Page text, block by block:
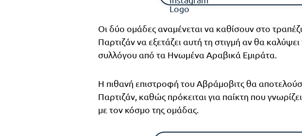
Οι δύο ομάδες αναμένεται να καθίσουν στο
Παρτιζάν να εξετάζει αυτή τη στιγμή αν θα καλύψει
συλλόγου από τα Ηνωμένα Αραβικά Εμιράτα.
Η πιθανή επιστροφή του Αβράμοβιτς θα
Παρτιζάν, καθώς πρόκειται για παίκτη που
με τον κόσμο της ομάδας.